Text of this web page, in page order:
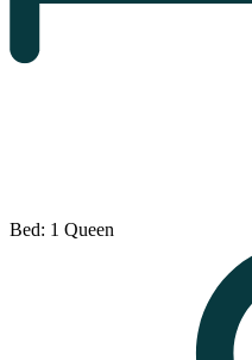
Bed: 1 Queen